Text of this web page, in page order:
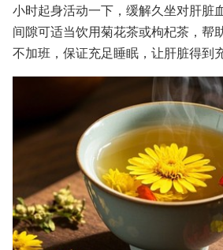
小时起身活动一下，缓解久坐对肝脏
间隙可适当饮用菊花茶或枸杞茶，帮
不加班，保证充足睡眠，让肝脏得到